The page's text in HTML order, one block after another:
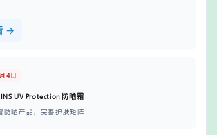
→
4日
UV Protection 防晒霜
防晒产品，完善护肤矩阵